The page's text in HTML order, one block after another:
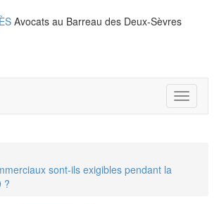
Avocats au Barreau des Deux-Sèvres
Ouvrir
le
sont-ils exigibles pendant la
?